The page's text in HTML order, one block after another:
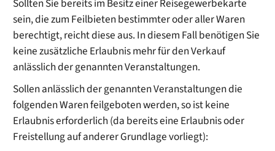
Sollten Sie bereits im Besitz einer Reisegewerbekarte
sein, die zum Feilbieten bestimmter oder aller Waren
berechtigt, reicht diese aus. In diesem Fall benötigen Sie
keine zusätzliche Erlaubnis mehr für den Verkauf
anlässlich der genannten Veranstaltungen.
Sollen anlässlich der genannten Veranstaltungen die
folgenden Waren feilgeboten werden, so ist keine
Erlaubnis erforderlich (da bereits eine Erlaubnis oder
Freistellung auf anderer Grundlage vorliegt):